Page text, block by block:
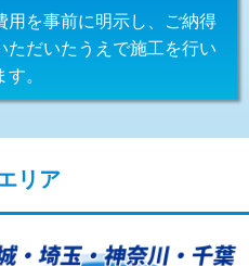
5,500円
ンド止
5,500円
用を事前に明示し、ご納得
ただいたうえで施工を行い
す。
リア